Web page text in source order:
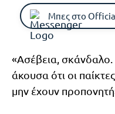
Μπες στο
«Ασέβεια,
άκουσα ότι οι
μην έχουν